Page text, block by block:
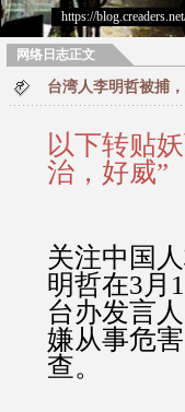
https://
网络日志正文
台湾人李明哲被捕
以下转贴
治，好威”
关注中国
明哲在3月
台办发言
嫌从事危
查。